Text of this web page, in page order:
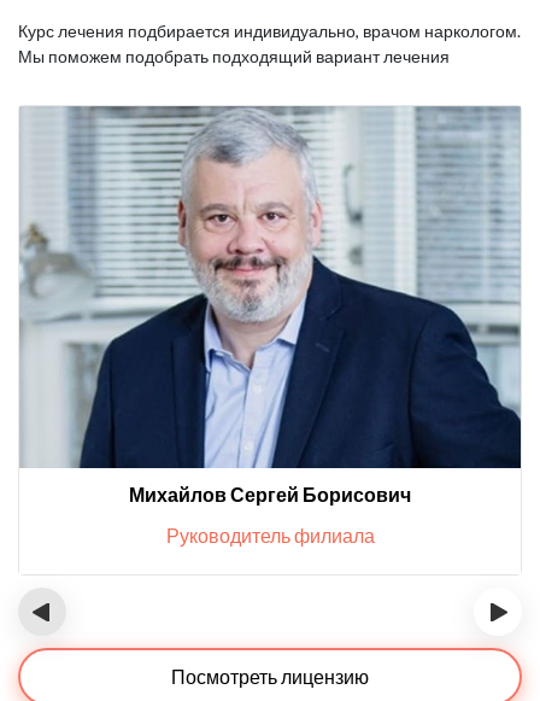
Курс лечения подбирается индивидуально, врачом наркологом.
Мы поможем подобрать подходящий вариант лечения
Михайлов Сергей Борисович
Руководитель филиала
‹ ›
Посмотреть лицензию